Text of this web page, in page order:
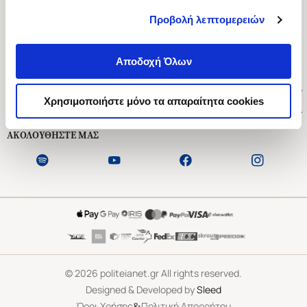
Προβολή λεπτομερειών
Αποδοχή Όλων
Χρησιμοποιήστε μόνο τα απαραίτητα cookies
Ασκληπιού 1-3, Αθήνα 106 79
Δευτέρα - Παρασκευή 09:00-21:00
Εξυπηρέτηση Πελατών
ΑΚΟΛΟΥΘΗΣΤΕ ΜΑΣ
©2026 politeianet.gr All rights reserved.
Designed & Developed bySleed